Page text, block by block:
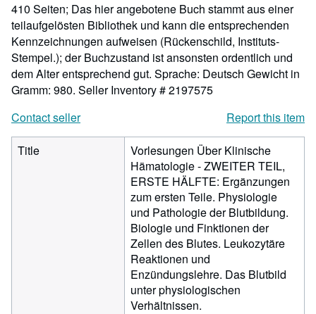
410 Seiten; Das hier angebotene Buch stammt aus einer
teilaufgelösten Bibliothek und kann die entsprechenden
Kennzeichnungen aufweisen (Rückenschild, Instituts-
Stempel.); der Buchzustand ist ansonsten ordentlich und
dem Alter entsprechend gut. Sprache: Deutsch Gewicht in
Gramm: 980. Seller Inventory # 2197575
Contact seller
Report this item
Title
Vorlesungen Über Klinische
Hämatologie - ZWEITER TEIL,
ERSTE HÄLFTE: Ergänzungen
zum ersten Teile. Physiologie
und Pathologie der Blutbildung.
Biologie und Finktionen der
Zellen des Blutes. Leukozytäre
Reaktionen und
Enzündungslehre. Das Blutbild
unter physiologischen
Verhältnissen.